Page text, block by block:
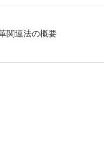
関連法の概要